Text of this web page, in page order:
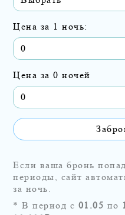
Цена за 1 ночь:
0
Цена за 0 ночей
0
Если ваша бронь
периоды, сайт
за ночь.
* В период с 01.05 по